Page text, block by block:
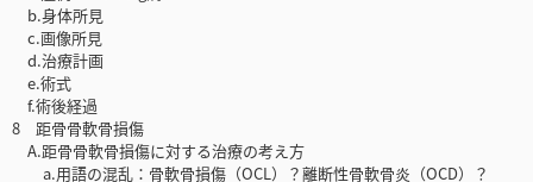
b.身体所見
c.画像所見
d.治療計画
e.術式
f.術後経過
8 距骨骨軟骨損傷
A.距骨骨軟骨損傷に対する治療の考え方
a.用語の混乱：骨軟骨損傷（OCL）？離断性骨軟骨炎（OCD）？